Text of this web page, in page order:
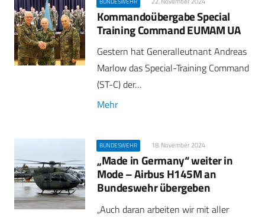
Kommandoübergabe Special
Training Command EUMAM UA
Gestern hat Generalleutnant Andreas
Marlow das Special-Training Command
(ST-C) der…
Mehr
BUNDESWEHR 18. November 2024
„Made in Germany“ weiter in
Mode – Airbus H145M an
Bundeswehr übergeben
„Auch daran arbeiten wir mit aller